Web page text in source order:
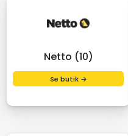
Netto (10)
Se butik →